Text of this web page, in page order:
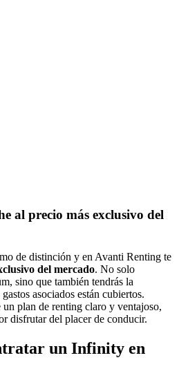
al precio más exclusivo del
de distinción y en Avanti Renting te
del mercado. No solo
sino que también tendrás la
asociados están cubiertos.
plan de renting claro y ventajoso,
disfrutar del placer de conducir.
un Infinity en